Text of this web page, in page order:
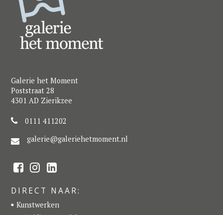
Galerie het Moment
Poststraat 28
4301 AD Zierikzee
0111 411202
galerie@galeriehetmoment.nl
F
a
e
b
o
o
t
a
g
r
L
i
k
e
d
I
DIRECT NAAR:
Kunstwerken